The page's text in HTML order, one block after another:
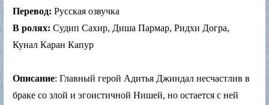
Перевод: Русская озвучка
В ролях: Судип Сахир, Диша Пармар, Ридхи Догра,
Кунал Каран Капур
Описание: Главный герой Адитья Джиндал несчастлив в
браке со злой и эгоистичной Нишей, но остается с ней